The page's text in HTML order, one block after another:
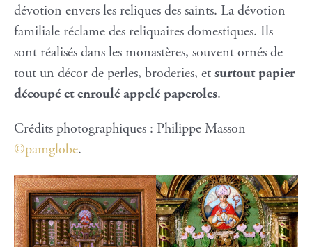
dévotion envers les reliques des saints. La dévotion
familiale réclame des reliquaires domestiques. Ils
sont réalisés dans les monastères, souvent ornés de
tout un décor de perles, broderies, et surtout papier
découpé et enroulé appelé paperoles.
Crédits photographiques : Philippe Masson
©pamglobe.